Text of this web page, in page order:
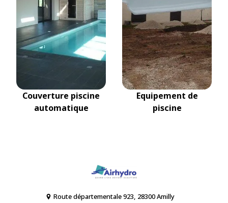
Couverture piscine
automatique
Equipement de
piscine
Route départementale 923, 28300 Amilly